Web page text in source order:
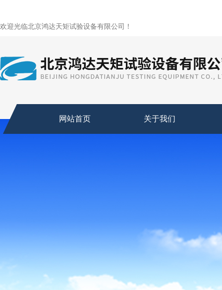
欢迎光临北京鸿达天矩试验设备有限公司！
网站首页 关于我们